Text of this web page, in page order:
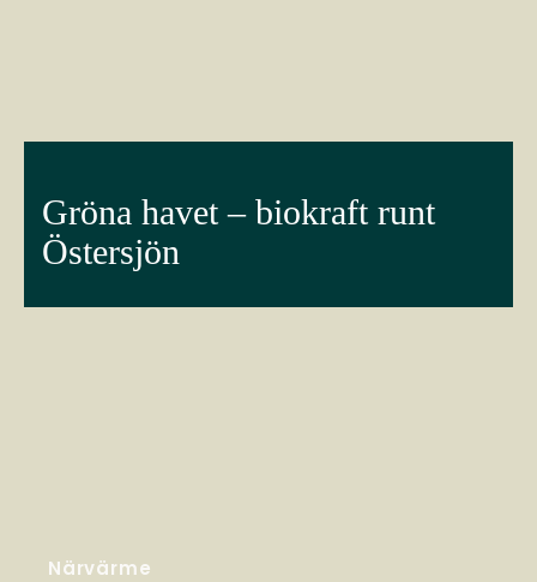
Gröna havet – biokraft runt
Östersjön
Närvärme